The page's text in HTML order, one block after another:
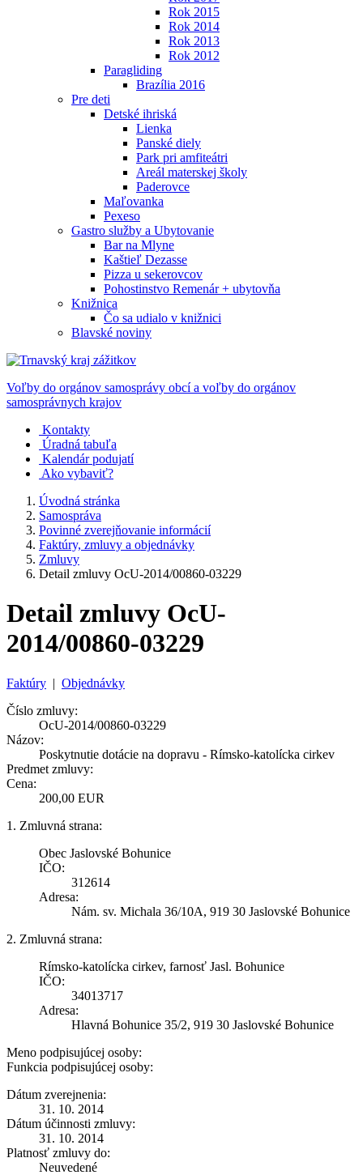
Rok 2015
Rok 2014
Rok 2013
Rok 2012
Paragliding
Brazília 2016
Pre deti
Detské ihriská
Lienka
Panské diely
Park pri amfiteátri
Areál materskej školy
Paderovce
Maľovanka
Pexeso
Gastro služby a Ubytovanie
Bar na Mlyne
Kaštieľ Dezasse
Pizza u sekerovcov
Pohostinstvo Remenár + ubytovňa
Knižnica
Čo sa udialo v knižnici
Blavské noviny
Voľby do orgánov samosprávy obcí a voľby do orgánov
samosprávnych krajov
Kontakty
Úradná tabuľa
Kalendár podujatí
Ako vybaviť?
Úvodná stránka
Samospráva
Povinné zverejňovanie informácií
Faktúry, zmluvy a objednávky
Zmluvy
Detail zmluvy OcU-2014/00860-03229
Detail zmluvy OcU-
2014/00860-03229
Faktúry | Objednávky
Číslo zmluvy:
OcU-2014/00860-03229
Názov:
Poskytnutie dotácie na dopravu - Rímsko-katolícka cirkev
Predmet zmluvy:
Cena:
200,00 EUR
1. Zmluvná strana:
Obec Jaslovské Bohunice
IČO:
312614
Adresa:
Nám. sv. Michala 36/10A, 919 30 Jaslovské Bohunice
2. Zmluvná strana:
Rímsko-katolícka cirkev, farnosť Jasl. Bohunice
IČO:
34013717
Adresa:
Hlavná Bohunice 35/2, 919 30 Jaslovské Bohunice
Meno podpisujúcej osoby:
Funkcia podpisujúcej osoby:
Dátum zverejnenia:
31. 10. 2014
Dátum účinnosti zmluvy:
31. 10. 2014
Platnosť zmluvy do:
Neuvedené